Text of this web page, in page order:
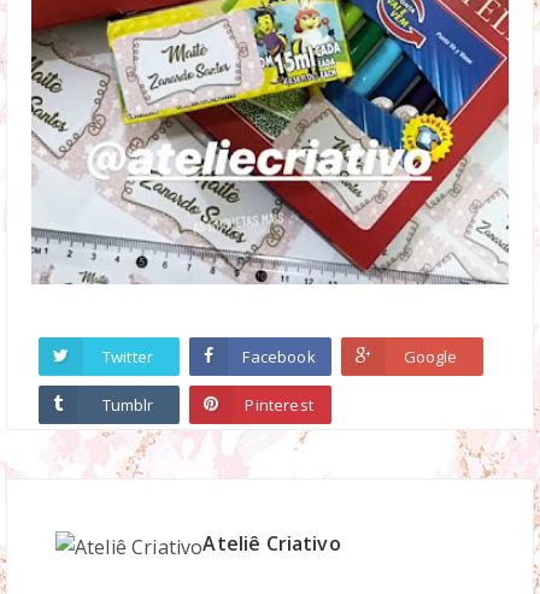
Twitter Facebook Google
Tumblr Pinterest
Ateliê Criativo